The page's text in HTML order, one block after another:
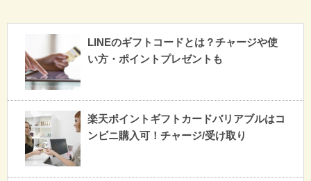
LINEのギフトコードとは？チャージや使
い方・ポイントプレゼントも
楽天ポイントギフトカードバリアブルはコ
ンビニ購入可！チャージ/受け取り